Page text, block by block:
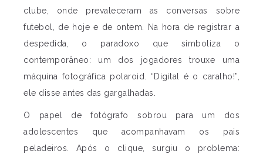
clube, onde prevaleceram as conversas sobre
futebol, de hoje e de ontem. Na hora de registrar a
despedida, o paradoxo que simboliza o
contemporâneo: um dos jogadores trouxe uma
máquina fotográfica polaroid. “Digital é o caralho!”,
ele disse antes das gargalhadas.
O papel de fotógrafo sobrou para um dos
adolescentes que acompanhavam os pais
peladeiros. Após o clique, surgiu o problema: